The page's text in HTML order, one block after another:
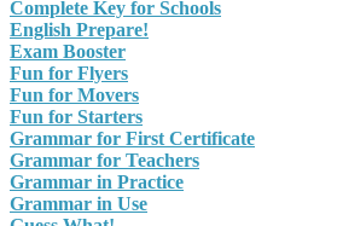
Complete Key for Schools
English Prepare!
Exam Booster
Fun for Flyers
Fun for Movers
Fun for Starters
Grammar for First Certificate
Grammar for Teachers
Grammar in Practice
Grammar in Use